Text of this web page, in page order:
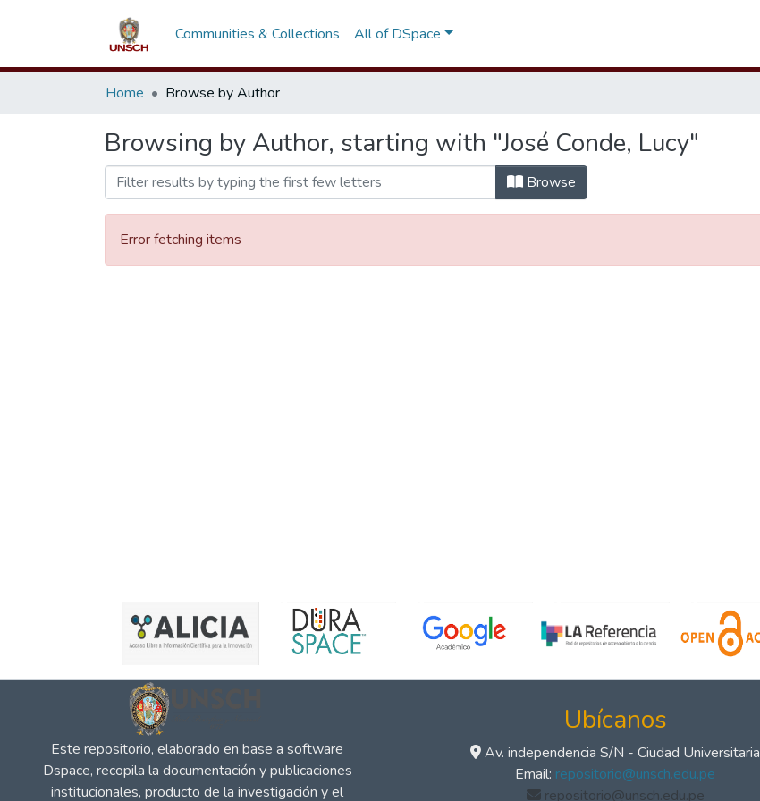
Communities & Collections All of DSpace
Home Browse by Author
Browsing by Author, starting with "José Conde, Lucy"
Browse
Error fetching items
Este repositorio, elaborado en base a software
Dspace, recopila la documentación y publicaciones
institucionales, producto de la investigación y el
Ubícanos
Av. independencia S/N - Ciudad Universitaria
Email: repositorio@unsch.edu.pe
repositorio@unsch.edu.pe